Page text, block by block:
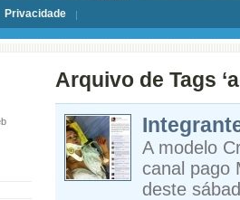
Privacidade
Arquivo de Tags
A modelo
canal pago
deste